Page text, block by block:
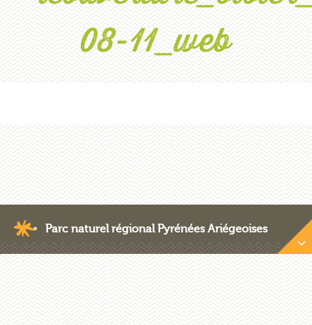
08-11_web
Parc naturel régional Pyrénées Ariégeoises
Nous contacter
Crédits photos
Plan du site
Mentions légales